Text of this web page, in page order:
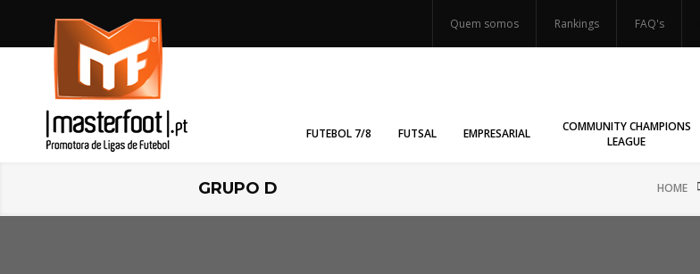
Quem somos Rankings FAQ's
FUTEBOL 7/8 FUTSAL EMPRESARIAL
COMMUNITY CHAMPIONS
LEAGUE
GRUPO D HOME